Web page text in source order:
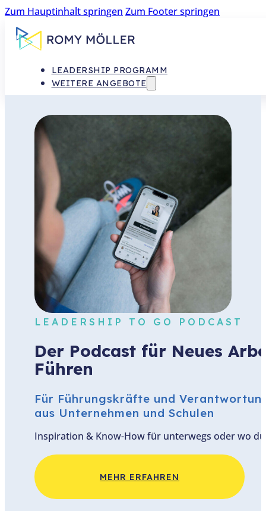
Zum Hauptinhalt springen Zum Footer springen
LEADERSHIP PROGRAMM
WEITERE ANGEBOTE
TEAM­ENTWICKLUNG
FÜHRUNGSKRÄFTE-COACHING
FÜHRUNGSKRÄFTEENTWICKLUNG
LEITFADEN „SCHWIERIGE
GESPRÄCHE SOUVERÄN FÜHREN“
MAGAZIN „NEW WORK IN
SCHULE“
MAGAZIN „NEW WORK IN
UNTERNEHMEN“
DEIN MEETINGGUIDE
ÜBER MICH
PODCAST
BLOG
TERMIN
LEADERSHIP PROGRAMM
WEITERE ANGEBOTE
Team­entwicklung
Führungskräfte-Coaching
Teamkarten
0 € IMPULSE FÜR DICH
Whitepaper:
Leitfaden „schwierige Gespräche
LEADERSHIP TO GO PODCAST
Der Podcast für Neues
Führen
Für Führungskräfte und
aus Unternehmen und Schulen
Inspiration & Know-How für unterwegs oder wo
MEHR ERFAHREN